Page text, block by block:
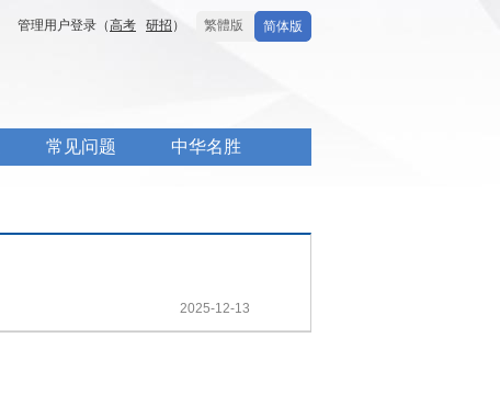
简体版
繁體版
管理用户登录（高考 研招 ）
常见问题 中华名胜
2025-12-13